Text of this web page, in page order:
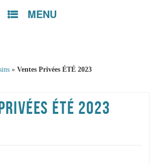
MENU
Skip to
» Ventes Privées ÉTÉ 2023
ÉTÉ 2023